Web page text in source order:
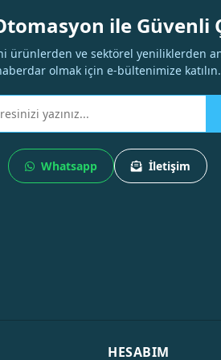
ile Güvenli
ürünlerden ve sektörel yeniliklerden
olmak için e-bültenimize katılın.
Whatsapp İletişim
HESABIM